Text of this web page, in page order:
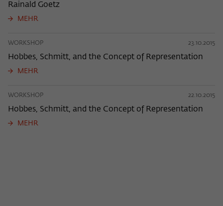
Rainald Goetz
MEHR
WORKSHOP 23.10.2015
Hobbes, Schmitt, and the Concept of Representation
MEHR
WORKSHOP 22.10.2015
Hobbes, Schmitt, and the Concept of Representation
MEHR